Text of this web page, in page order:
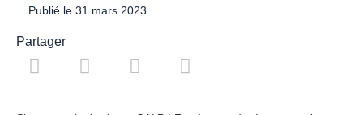
Publié le 31 mars 2023
Partager